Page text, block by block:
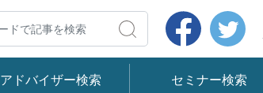
検索 Facebook
アドバイザー検索 セミナー検索